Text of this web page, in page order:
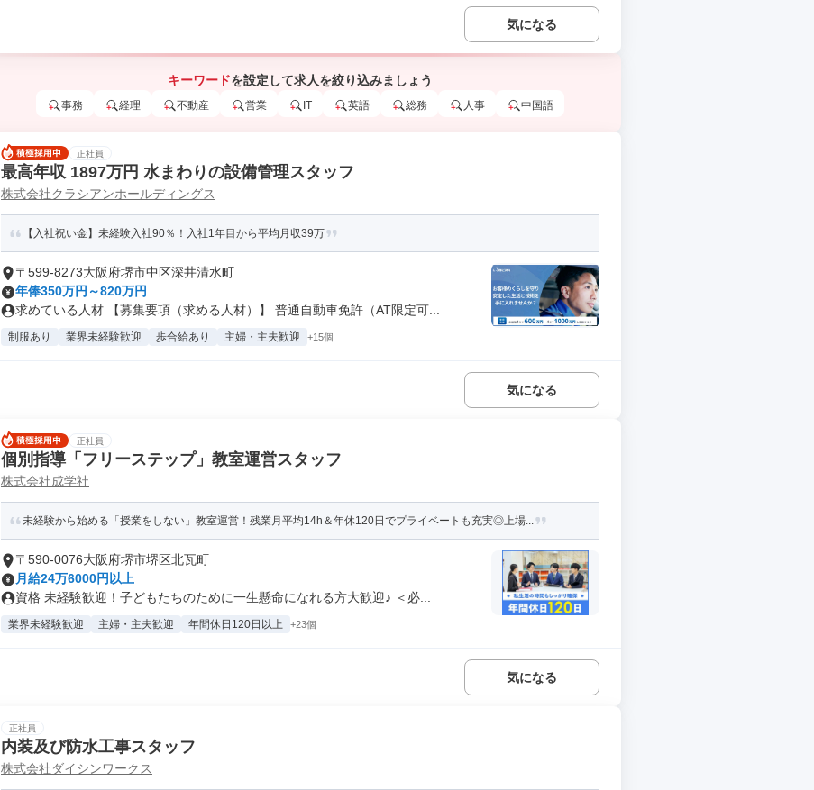
気になる
キーワードを設定して求人を絞り込みましょう
事務 経理 不動産 営業 IT 英語 総務 人事 中国語
正社員
最高年収 1897万円 水まわりの設備管理スタッフ
株式会社クラシアンホールディングス
【入社祝い金】未経験入社90％！入社1年目から平均月収39万
〒599-8273大阪府堺市中区深井清水町
年俸350万円～820万円
求めている人材 【募集要項（求める人材）】 普通自動車免許（AT限定可...
制服あり 業界未経験歓迎 歩合給あり 主婦・主夫歓迎 +15個
気になる
正社員
個別指導「フリーステップ」教室運営スタッフ
株式会社成学社
未経験から始める「授業をしない」教室運営！残業月平均14h＆年休120日でプライベートも充実◎上場...
〒590-0076大阪府堺市堺区北瓦町
月給24万6000円以上
資格 未経験歓迎！子どもたちのために一生懸命になれる方大歓迎♪ ＜必...
業界未経験歓迎 主婦・主夫歓迎 年間休日120日以上 +23個
気になる
正社員
内装及び防水工事スタッフ
株式会社ダイシンワークス